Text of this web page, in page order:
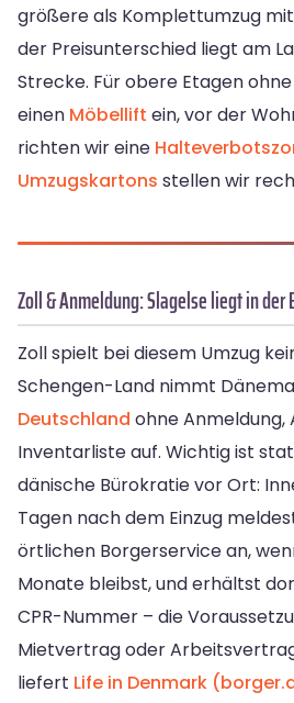
größere als Komplettumzug
der Preisunterschied liegt am
Strecke. Für obere Etagen
einen Möbellift ein, vor der
richten wir eine
Umzugskartons stellen wir
Zoll & Anmeldung: Slagelse liegt in der
Zoll spielt bei diesem Umzug
Schengen-Land nimmt
Deutschland ohne
Inventarliste auf. Wichtig ist
dänische Bürokratie vor Ort:
Tagen nach dem Einzug
örtlichen Borgerservice an,
Monate bleibst, und erhältst
CPR-Nummer – die
Mietvertrag oder
liefert Life in Denmark